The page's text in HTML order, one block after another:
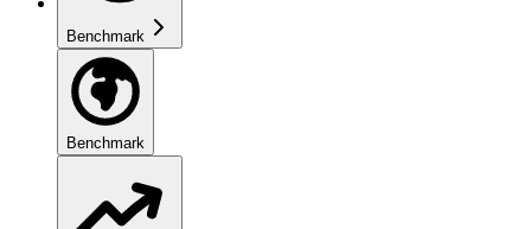
Benchmark
Benchmark